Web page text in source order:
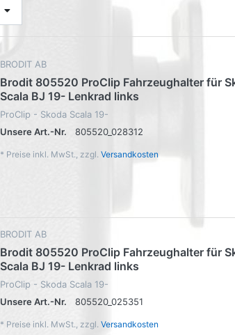
BRODIT AB
Brodit 805520 ProClip Fahrzeughalter für
Scala BJ 19- Lenkrad links
ProClip - Skoda Scala 19-
Unsere Art.-Nr.
805520_028312
* Preise inkl. MwSt., zzgl. Versandkosten
BRODIT AB
Brodit 805520 ProClip Fahrzeughalter für
Scala BJ 19- Lenkrad links
ProClip - Skoda Scala 19-
Unsere Art.-Nr.
805520_025351
* Preise inkl. MwSt., zzgl. Versandkosten